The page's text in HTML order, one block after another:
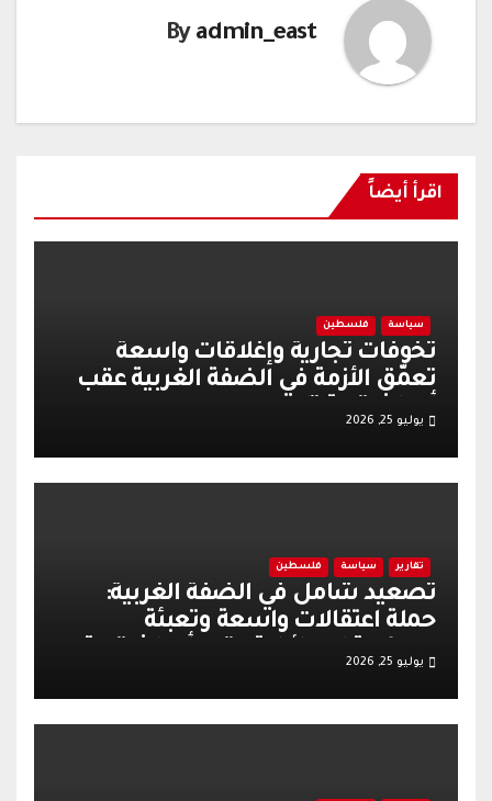
By admin_east
اقرأ أيضاً
سياسة فلسطين
تخوفات تجارية وإغلاقات واسعة
تعمّق الأزمة في الضفة الغربية عقب
أحداث قرية تل
يوليو 25, 2026
تقارير سياسة فلسطين
تصعيد شامل في الضفة الغربية:
حملة اعتقالات واسعة وتعبئة
عسكرية إسرائيلية عقب أحداث قرية
يوليو 25, 2026